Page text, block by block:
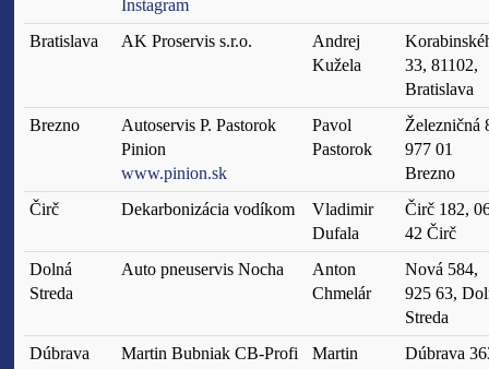
Instagram
Bratislava AK Proservis s.r.o.
Andrej
Kužela
33, 81102,
Bratislava
Brezno
Autoservis P. Pastorok
Pinion
www.pinion.sk
Pavol
Pastorok
Železničná
977 01
Brezno
Čirč
Dekarbonizácia vodíkom
Vladimir
Dufala
Čirč 182,
42 Čirč
Dolná
Streda
Auto pneuservis Nocha
Anton
Chmelár
Nová 584,
925 63,
Streda
Dúbrava
Martin Bubniak CB-Profi
Martin
Dúbrava